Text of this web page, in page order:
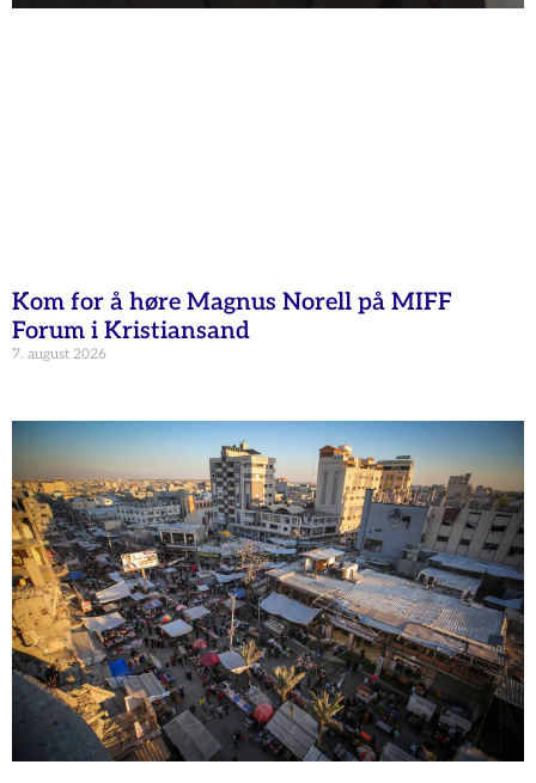
Kom for å høre Magnus Norell på MIFF
Forum i Kristiansand
7. august 2026